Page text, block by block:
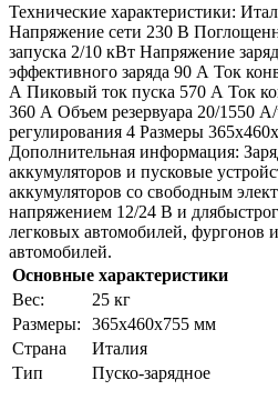
Технические характеристики:
Напряжение сети 230 B
запуска 2/10 кВт Напряжение
эффективного заряда 90 А Ток
А Пиковый ток пуска 570 А Ток
360 А Объем резервуара 20/1550
регулирования 4 Размеры
Дополнительная информация:
аккумуляторов и пусковые
аккумуляторов со свободным
напряжением 12/24 В и
легковых автомобилей, фургонов
автомобилей.
Основные характеристики
Bec:
25 кг
Paзмepы:
365x460x755 мм
Страна
Италия
Тип
Пуско-зарядное